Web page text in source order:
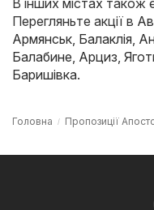
Перегляньте акції в
Армянськ Балаклія
Балабине Арциз
Баришівка.
Головна Пропозиції